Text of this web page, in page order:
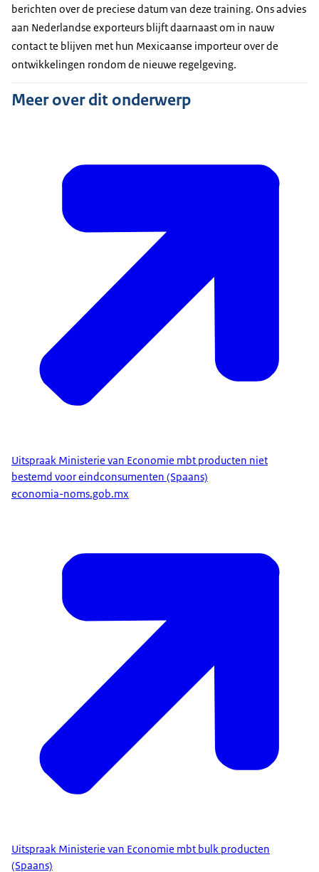
berichten over de preciese datum van deze training. Ons advies
aan Nederlandse exporteurs blijft daarnaast om in nauw
contact te blijven met hun Mexicaanse importeur over de
ontwikkelingen rondom de nieuwe regelgeving.
Meer over dit onderwerp
Uitspraak Ministerie van Economie mbt producten niet
bestemd voor eindconsumenten (Spaans)
economia-noms.gob.mx
Uitspraak Ministerie van Economie mbt bulk producten
(Spaans)